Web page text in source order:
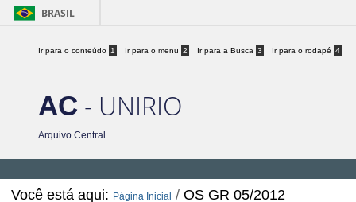
BRASIL
Ir para o conteúdo 1 Ir para o menu 2 Ir para a Busca 3 Ir para o rodapé 4
AC - UNIRIO
Arquivo Central
Você está aqui: Página Inicial /OS GR 05/2012